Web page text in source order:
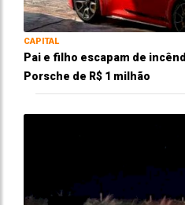
CAPITAL
Pai e filho escapam de
Porsche de R$ 1 milhão